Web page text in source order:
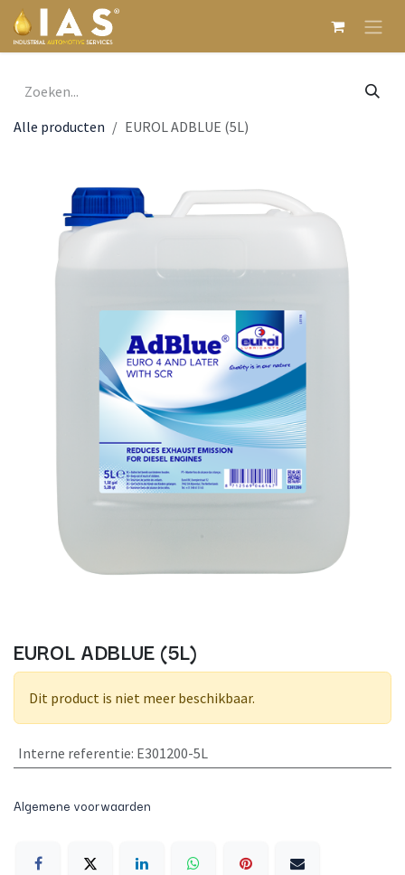
Overslaan naar inhoud
Alle producten EUROL ADBLUE (5L)
EUROL ADBLUE (5L)
Dit product is niet meer beschikbaar.
Interne referentie: E301200-5L
Algemene voorwaarden